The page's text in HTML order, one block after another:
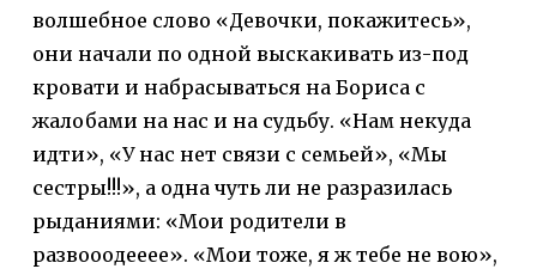
волшебное слово «Девочки, покажитесь»,
они начали по одной выскакивать из-под
кровати и набрасываться на Бориса с
жалобами на нас и на судьбу. «Нам некуда
идти», «У нас нет связи с семьей», «Мы
сестры!!!», а одна чуть ли не разразилась
рыданиями: «Мои родители в
развооодееее». «Мои тоже, я ж тебе не вою»,